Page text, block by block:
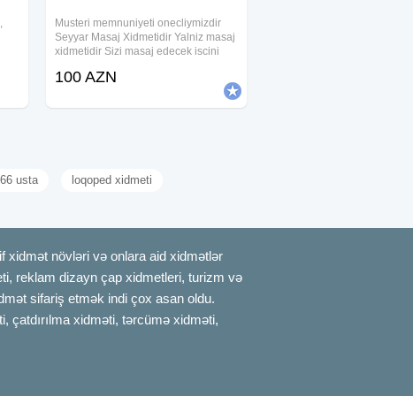
Musteri memnuniyeti onecliymizdir
Seyyar Masaj Xidmetidir Yalniz masaj
xidmetidir Sizi masaj edecek iscini
evvelceden alinir Masajin muddeti 1
100 AZN
usta loqoped xidmeti
xidmət növləri və onlara aid xidmətlər
reklam dizayn çap xidmetleri, turizm və
sifariş etmək indi çox asan oldu.
çatdırılma xidməti, tərcümə xidməti,